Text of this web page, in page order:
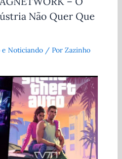
Não Quer Que
e Noticiando/ Por Zazinho